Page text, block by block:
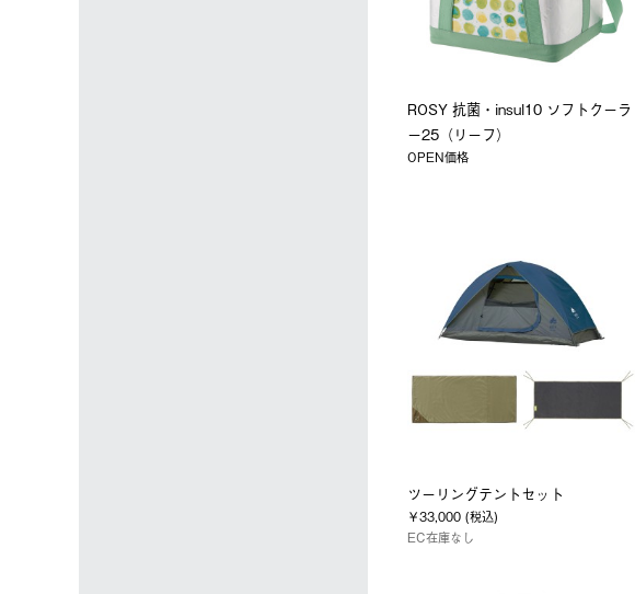
ROSY 抗菌・insul10 ソフトクーラ
ー25（リーフ）
OPEN価格
ツーリングテントセット
￥33,000 (税込)
EC在庫なし